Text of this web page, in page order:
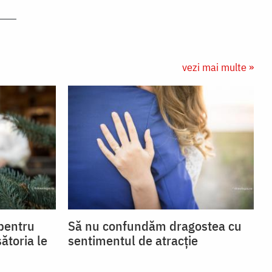
vezi mai multe »
le
Să nu confundăm dragostea cu
sentimentul de atracție